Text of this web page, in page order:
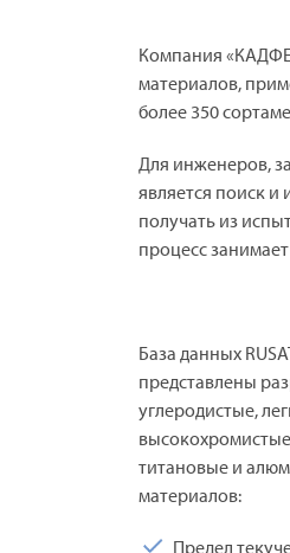
Компания
материалов,
более 350
Для инженеров,
является поиск
получать из
процесс
База данных
представлены
углеродистые,
титановые и
материалов:
Предел